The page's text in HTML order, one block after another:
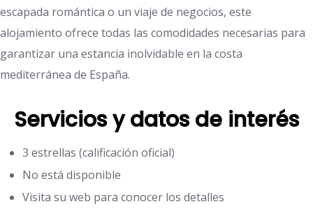
escapada romántica o un viaje de negocios, este
alojamiento ofrece todas las comodidades necesarias para
garantizar una estancia inolvidable en la costa
mediterránea de España.
Servicios y datos de interés
3 estrellas (calificación oficial)
No está disponible
Visita su web para conocer los detalles